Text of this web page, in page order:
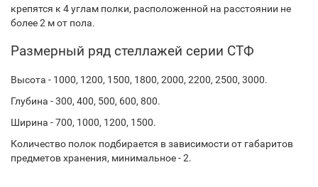
крепятся к 4 углам полки, расположенной на расстоянии не
более 2 м от пола.
Размерный ряд стеллажей серии СТФ
Высота - 1000, 1200, 1500, 1800, 2000, 2200, 2500, 3000.
Глубина - 300, 400, 500, 600, 800.
Ширина - 700, 1000, 1200, 1500.
Количество полок подбирается в зависимости от габаритов
предметов хранения, минимальное - 2.